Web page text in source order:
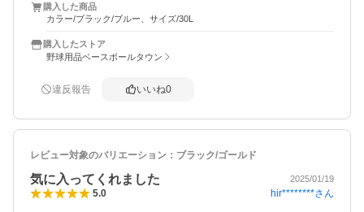
購入した商品
カラー/ブラック/ブルー、サイズ/30L
購入したストア
野球用品ベースボールタウン
違反報告 いいね0
レビュー対象のバリエーション： ブラック/ゴールド
気に入ってくれました 2025/01/19
5.0 hir********さん